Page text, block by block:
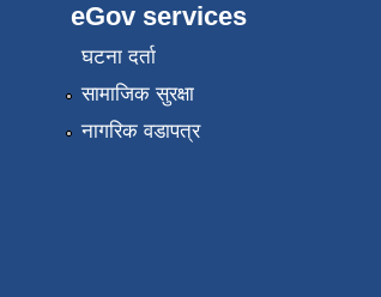
eGov services
घटना दर्ता
सामाजिक सुरक्षा
नागरिक वडापत्र